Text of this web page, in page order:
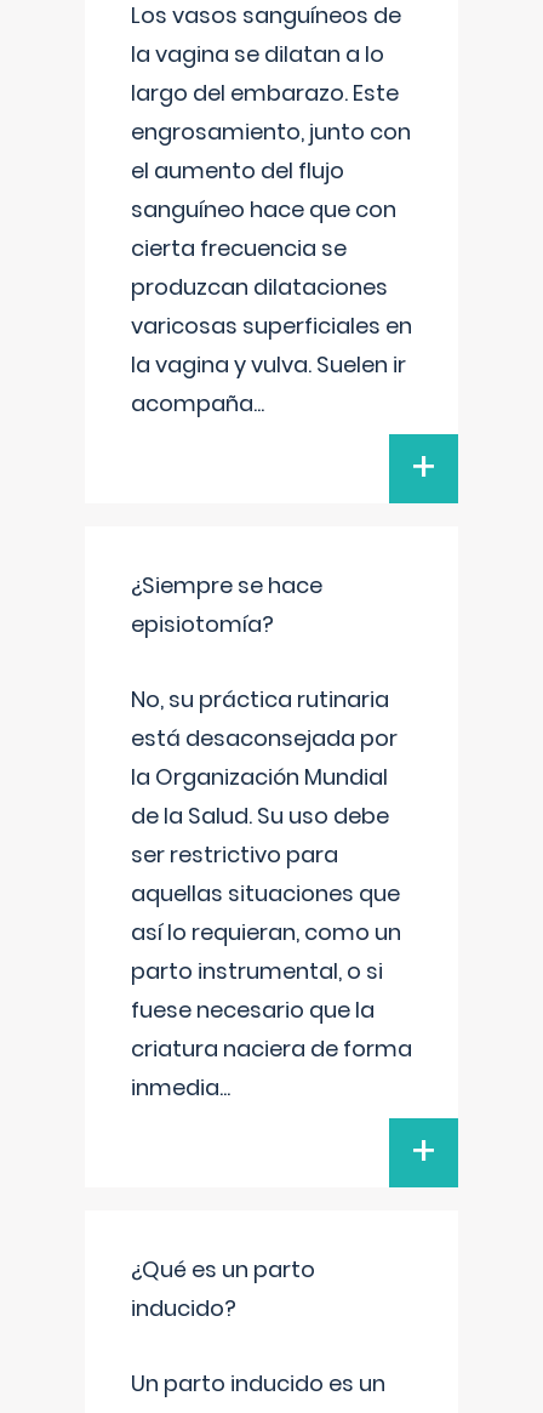
Los vasos sanguíneos de
la vagina se dilatan a lo
largo del embarazo. Este
engrosamiento, junto con
el aumento del flujo
sanguíneo hace que con
cierta frecuencia se
produzcan dilataciones
varicosas superficiales en
la vagina y vulva. Suelen ir
acompaña...
+
¿Siempre se hace
episiotomía?
No, su práctica rutinaria
está desaconsejada por
la Organización Mundial
de la Salud. Su uso debe
ser restrictivo para
aquellas situaciones que
así lo requieran, como un
parto instrumental, o si
fuese necesario que la
criatura naciera de forma
inmedia...
+
¿Qué es un parto
inducido?
Un parto inducido es un